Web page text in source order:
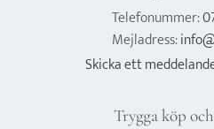
Telefonummer:
Mejladress:
Skicka ett
Trygga köp